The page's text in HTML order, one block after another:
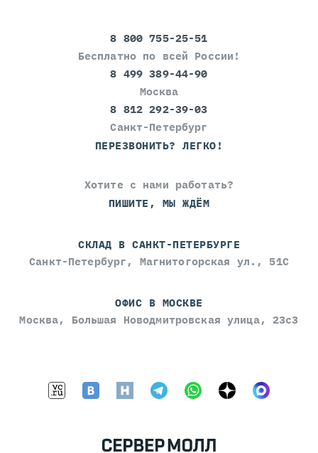
8 800 755-25-51
Бесплатно по всей России!
8 499 389-44-90
Москва
8 812 292-39-03
Санкт-Петербург
ПЕРЕЗВОНИТЬ? ЛЕГКО!
Хотите с нами работать?
ПИШИТЕ, МЫ ЖДЁМ
СКЛАД В САНКТ-ПЕТЕРБУРГЕ
Санкт-Петербург, Магнитогорская ул., 51С
ОФИС В МОСКВЕ
Москва, Большая Новодмитровская улица, 23с3